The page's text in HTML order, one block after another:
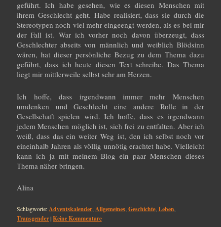
geführt. Ich habe gesehen, wie es diesen Menschen mit
ihrem Geschlecht geht. Habe realisiert, dass sie durch die
Stereotypen noch viel mehr eingeengt werden, als es bei mir
der Fall ist. War ich vorher noch davon überzeugt, dass
Geschlechter abseits von männlich und weiblich Blödsinn
wären, hat dieser persönliche Bezug zu dem Thema dazu
geführt, dass ich heute diesen Text schreibe. Das Thema
liegt mir mittlerweile selbst sehr am Herzen.
Ich hoffe, dass irgendwann immer mehr Menschen
umdenken und Geschlecht eine andere Rolle in der
Gesellschaft spielen wird. Ich hoffe, dass es irgendwann
jedem Menschen möglich ist, sich frei zu entfalten. Aber ich
weiß, dass das ein weiter Weg ist, den ich selbst noch vor
eineinhalb Jahren als völlig unnötig erachtet habe. Vielleicht
kann ich ja mit meinem Blog ein paar Menschen dieses
Thema näher bringen.
Alina
Schlagworte:Adventskalender,Allgemeines,Geschichte,Leben,
Transgender|Keine Kommentare